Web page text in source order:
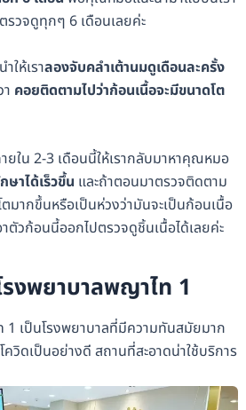
รวจดูทุกๆ 6 เดือนเลยค่ะ
ให้เราลองจับคลำเต้านมดูเดือนละครั้ง
คอยติดตามไปว่าก้อนเนื้อจะมีขนาดโต
ายใน 2-3 เดือนนี้ให้เรากลับมาหาคุณหมอ
ษาได้เร็วขึ้น และถ้าตอนมาตรวจติดตาม
มากขึ้นหรือเป็นห่วงว่ามันจะเป็นก้อนเนื้อ
ตัวก้อนนี้ออกไปตรวจดูชิ้นเนื้อได้เลยค่ะ
งพยาบาลพญาไท 1
1 เป็นโรงพยาบาลที่มีความทันสมัยมาก
วิดเป็นอย่างดี สถานที่สะอาดน่าใช้บริการ